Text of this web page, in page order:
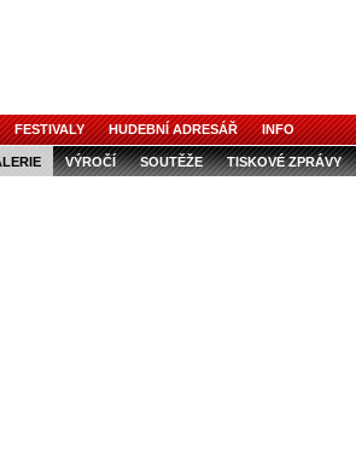
FESTIVALY HUDEBNÍ ADRESÁŘ INFO
VÝROČÍ SOUTĚŽE TISKOVÉ ZPRÁVY